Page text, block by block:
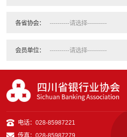
各省协会：
会员单位：
电话：028-85987221